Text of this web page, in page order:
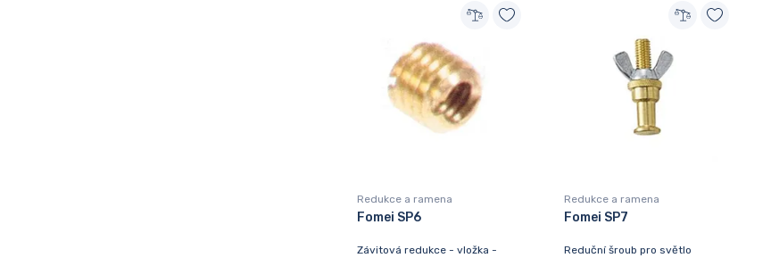
Redukce a ramena
Fomei SP6
Závitová redukce - vložka -
Redukce a ramena
Fomei SP7
Reduční šroub pro světlo